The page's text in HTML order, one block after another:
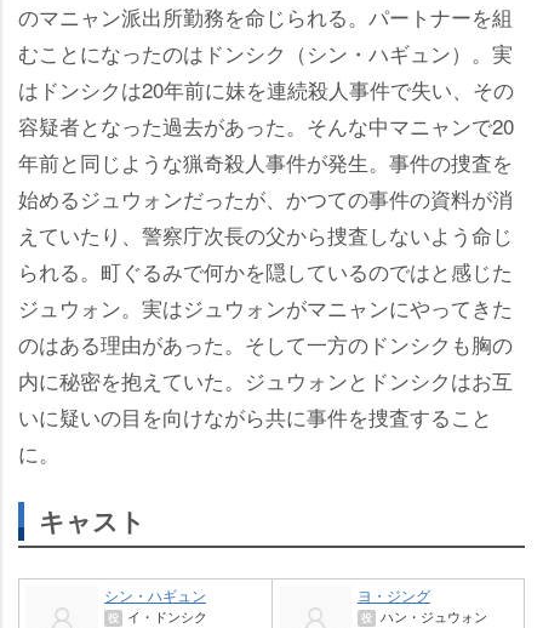
のマニャン派出所勤務を命じられる。パートナーを組
むことになったのはドンシク（シン・ハギュン）。実
はドンシクは20年前に妹を連続殺人事件で失い、その
容疑者となった過去があった。そんな中マニャンで20
年前と同じような猟奇殺人事件が発生。事件の捜査を
始めるジュウォンだったが、かつての事件の資料が消
えていたり、警察庁次長の父から捜査しないよう命じ
られる。町ぐるみで何かを隠しているのではと感じた
ジュウォン。実はジュウォンがマニャンにやってきた
のはある理由があった。そして一方のドンシクも胸の
内に秘密を抱えていた。ジュウォンとドンシクはお互
いに疑いの目を向けながら共に事件を捜査すること
に。
キャスト
シン・ハギュン
役 イ・ドンシク
ヨ・ジング
役 ハン・ジュウォン